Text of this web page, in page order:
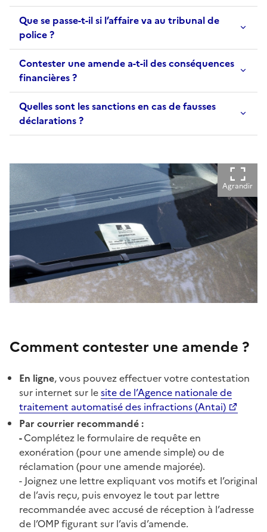
Que se passe-t-il si l’affaire va au tribunal de
police ?
Contester une amende a-t-il des conséquences
financières ?
Quelles sont les sanctions en cas de fausses
déclarations ?
Agrandir
Comment contester une amende ?
En ligne, vous pouvez effectuer votre contestation
sur internet sur lesite de l’Agence nationale de
traitement automatisé des infractions (Antai)
Par courrier recommandé :
-Complétez le formulaire de requête en
exonération (pour une amende simple) ou de
réclamation (pour une amende majorée).
- Joignez une lettre expliquant vos motifs et l’original
de l’avis reçu, puis envoyez le tout par lettre
recommandée avec accusé de réception à l’adresse
de l’OMP figurant sur l’avis d’amende.